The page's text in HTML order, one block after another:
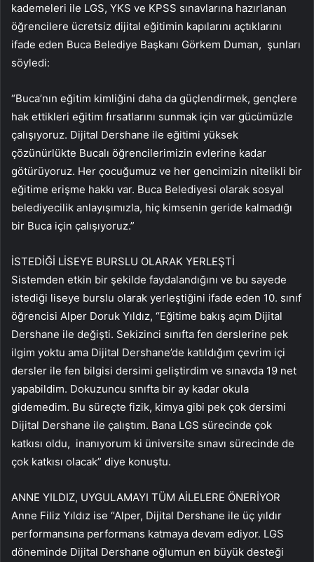
kademeleri ile LGS, YKS ve KPSS sınavlarına hazırlanan
öğrencilere ücretsiz dijital eğitimin kapılarını açtıklarını
ifade eden Buca Belediye Başkanı Görkem Duman, şunları
söyledi:
“Buca’nın eğitim kimliğini daha da güçlendirmek, gençlere
hak ettikleri eğitim fırsatlarını sunmak için var gücümüzle
çalışıyoruz. Dijital Dershane ile eğitimi yüksek
çözünürlükte Bucalı öğrencilerimizin evlerine kadar
götürüyoruz. Her çocuğumuz ve her gencimizin nitelikli bir
eğitime erişme hakkı var. Buca Belediyesi olarak sosyal
belediyecilik anlayışımızla, hiç kimsenin geride kalmadığı
bir Buca için çalışıyoruz.”
İSTEDİĞİ LİSEYE BURSLU OLARAK YERLEŞTİ
Sistemden etkin bir şekilde faydalandığını ve bu sayede
istediği liseye burslu olarak yerleştiğini ifade eden 10. sınıf
öğrencisi Alper Doruk Yıldız, “Eğitime bakış açım Dijital
Dershane ile değişti. Sekizinci sınıfta fen derslerine pek
ilgim yoktu ama Dijital Dershane’de katıldığım çevrim içi
dersler ile fen bilgisi dersimi geliştirdim ve sınavda 19 net
yapabildim. Dokuzuncu sınıfta bir ay kadar okula
gidemedim. Bu süreçte fizik, kimya gibi pek çok dersimi
Dijital Dershane ile çalıştım. Bana LGS sürecinde çok
katkısı oldu, inanıyorum ki üniversite sınavı sürecinde de
çok katkısı olacak” diye konuştu.
ANNE YILDIZ, UYGULAMAYI TÜM AİLELERE ÖNERİYOR
Anne Filiz Yıldız ise “Alper, Dijital Dershane ile üç yıldır
performansına performans katmaya devam ediyor. LGS
döneminde Dijital Dershane oğlumun en büyük desteği